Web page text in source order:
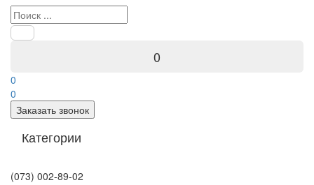
0
0
0
Заказать звонок
Категории
(073) 002-89-02